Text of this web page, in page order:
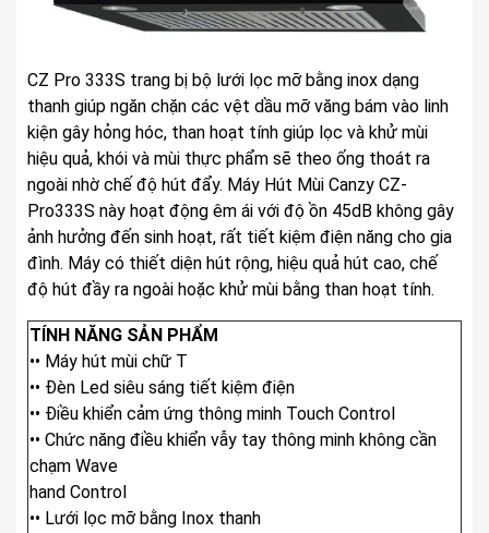
CZ Pro 333S trang bị bộ lưới lọc mỡ bằng inox dạng
thanh giúp ngăn chặn các vệt dầu mỡ văng bám vào linh
kiện gây hỏng hóc, than hoạt tính giúp lọc và khử mùi
hiệu quả, khói và mùi thực phẩm sẽ theo ống thoát ra
ngoài nhờ chế độ hút đẩy. Máy Hút Mùi Canzy CZ-
Pro333S này hoạt động êm ái với độ ồn 45dB không gây
ảnh hưởng đến sinh hoạt, rất tiết kiệm điện năng cho gia
đình. Máy có thiết diện hút rộng, hiệu quả hút cao, chế
độ hút đầy ra ngoài hoặc khử mùi bằng than hoạt tính.
TÍNH NĂNG SẢN PHẨM
•• Máy hút mùi chữ T
•• Đèn Led siêu sáng tiết kiệm điện
•• Điều khiển cảm ứng thông minh Touch Control
•• Chức năng điều khiển vẫy tay thông minh không cần
chạm Wave
hand Control
•• Lưới lọc mỡ bằng Inox thanh